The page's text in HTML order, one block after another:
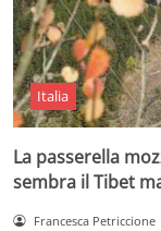
Italia
La passerella
sembra il Tibet
Francesca Petriccione